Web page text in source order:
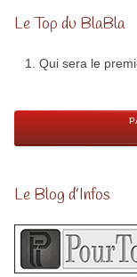
Le Top du BlaBla
Qui sera le
Le Blog d’Infos